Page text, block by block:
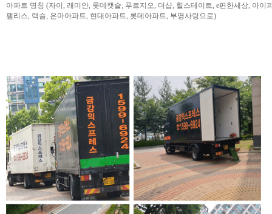
아파트 명칭 (자이, 래미안, 롯데캣슬, 푸르지오, 더샵, 힐스테이트, e편한세상, 아이
팰리스, 렉슬, 은마아파트, 현대아파트, 롯데아파트, 부영사랑으로)